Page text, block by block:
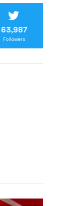
63,987
Followers